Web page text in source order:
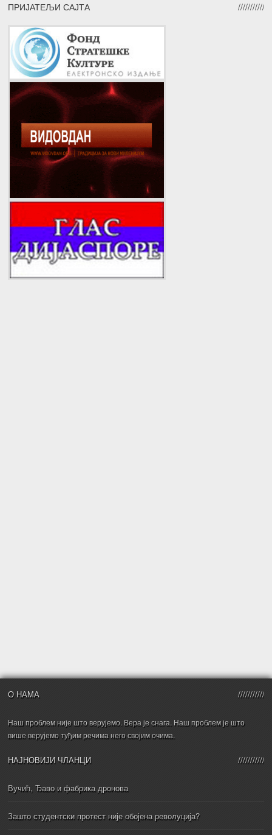
ПРИЈАТЕЉИ САЈТА
О НАМА
Наш проблем није што верујемо. Вера је снага. Наш проблем је што
више верујемо туђим речима него својим очима.
НАЈНОВИЈИ ЧЛАНЦИ
Вучић, Ђаво и фабрика дронова
Зашто студентски протест није обојена револуција?